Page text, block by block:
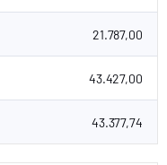
21.787,00
43.427,00
43.377,74